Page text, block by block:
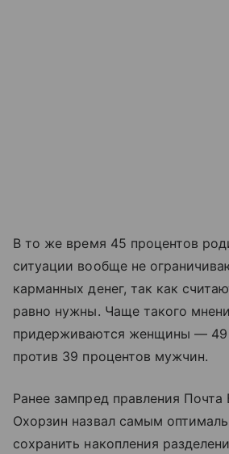
В то же время 45 процентов
ситуации вообще не
карманных денег, так как
равно нужны. Чаще такого
придерживаются женщины — 49
против 39 процентов мужчин.
Ранее зампред правления Почта
Охорзин назвал самым
сохранить накопления